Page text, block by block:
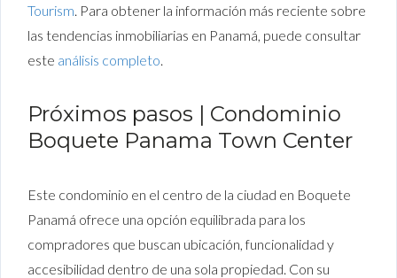
Tourism . Para obtener la información más reciente sobre
las tendencias inmobiliarias en Panamá, puede consultar
este análisis completo
Próximos pasos | Condominio
Boquete Panama Town Center
Este condominio en el centro de la ciudad en Boquete
Panamá ofrece una opción equilibrada para los
compradores que buscan ubicación, funcionalidad y
accesibilidad dentro de una sola propiedad. Con su